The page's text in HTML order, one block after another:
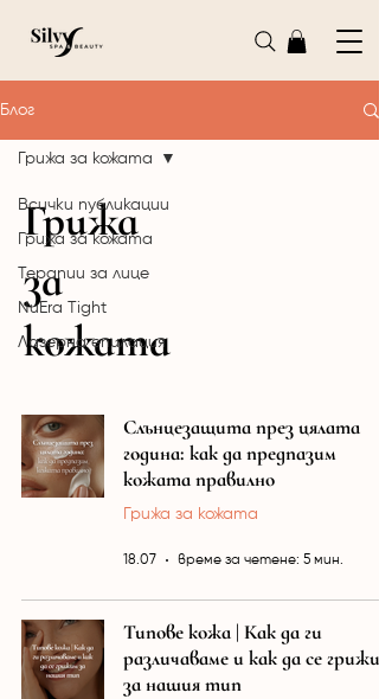
Блог
Всички публикации
Грижа за кожата
Терапии за лице
NuEra Tight
Лазерна епилация
Грижа за кожата
Грижа
за
кожата
Слънцезащита през цялата
година: как да предпазим
кожата правилно
Грижа за кожата
18.07 време за четене: 5 мин.
Типове кожа | Как да ги
различаваме и как да се грижим
за нашия тип